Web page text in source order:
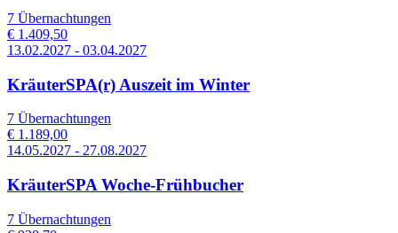
7 Übernachtungen
€ 1.409,50
13.02.2027 - 03.04.2027
KräuterSPA(r) Auszeit im Winter
7 Übernachtungen
€ 1.189,00
14.05.2027 - 27.08.2027
KräuterSPA Woche-Frühbucher
7 Übernachtungen